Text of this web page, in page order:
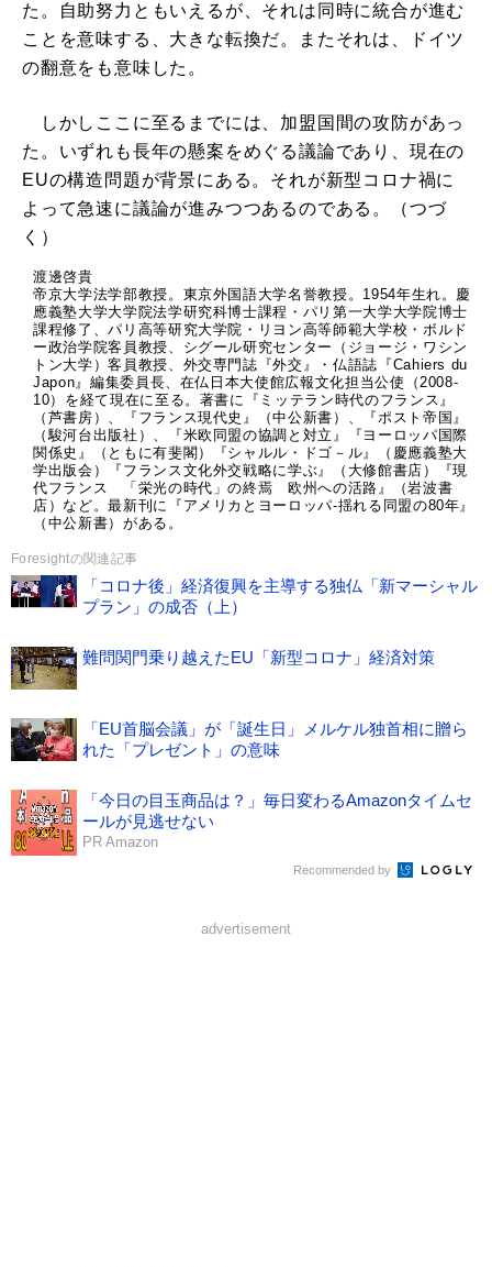
た。自助努力ともいえるが、それは同時に統合が進む
ことを意味する、大きな転換だ。またそれは、ドイツ
の翻意をも意味した。
しかしここに至るまでには、加盟国間の攻防があっ
た。いずれも長年の懸案をめぐる議論であり、現在の
EUの構造問題が背景にある。それが新型コロナ禍に
よって急速に議論が進みつつあるのである。（つづ
く）
渡邊啓貴
帝京大学法学部教授。東京外国語大学名誉教授。1954年生れ。慶
應義塾大学大学院法学研究科博士課程・パリ第一大学大学院博士
課程修了、パリ高等研究大学院・リヨン高等師範大学校・ボルド
ー政治学院客員教授、シグール研究センター（ジョージ・ワシン
トン大学）客員教授、外交専門誌『外交』・仏語誌『Cahiers du
Japon』編集委員長、在仏日本大使館広報文化担当公使（2008-
10）を経て現在に至る。著書に『ミッテラン時代のフランス』
（芦書房）、『フランス現代史』（中公新書）、『ポスト帝国』
（駿河台出版社）、『米欧同盟の協調と対立』『ヨーロッパ国際
関係史』（ともに有斐閣）『シャルル・ドゴ－ル』（慶應義塾大
学出版会）『フランス文化外交戦略に学ぶ』（大修館書店）『現
代フランス 「栄光の時代」の終焉 欧州への活路』（岩波書
店）など。最新刊に『アメリカとヨーロッパ-揺れる同盟の80年』
（中公新書）がある。
Foresightの関連記事
「コロナ後」経済復興を主導する独仏「新マーシャル
プラン」の成否（上）
難問関門乗り越えたEU「新型コロナ」経済対策
「EU首脳会議」が「誕生日」メルケル独首相に贈ら
れた「プレゼント」の意味
「今日の目玉商品は？」毎日変わるAmazonタイムセ
ールが見逃せない
PR Amazon
Recommended by
advertisement